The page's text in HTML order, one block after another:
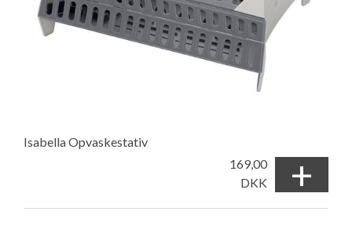
Isabella Opvaskestativ
169,00
DKK
+